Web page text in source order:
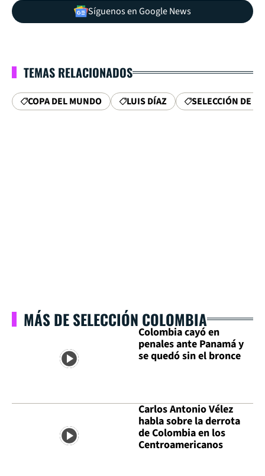
Síguenos en Google News
TEMAS RELACIONADOS
COPA DEL MUNDO LUIS DÍAZ SELECCIÓN DE
MÁS DE SELECCIÓN COLOMBIA
Colombia cayó en
penales ante Panamá y
se quedó sin el bronce
Carlos Antonio Vélez
habla sobre la derrota
de Colombia en los
Centroamericanos